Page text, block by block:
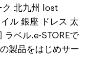
ク 北九州 lost
ル 銀座 ドレス 太
ラベル.e-STOREで
製品をはじめサー